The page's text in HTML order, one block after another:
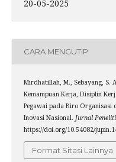
20-05-2025
CARA MENGUTIP
Mirdhatillah, M., Sebayang, S.
Kemampuan Kerja, Disiplin
Pegawai pada Biro Organisasi
Inovasi Nasional. Jurnal
https://doi.org/10.54082/
Format Sitasi Lainnya